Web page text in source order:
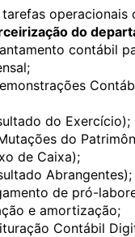
operacionais
do
contábil
do Exercício);
do
de Caixa);
Abrangentes);
de pró-
e amortização;
Contábil